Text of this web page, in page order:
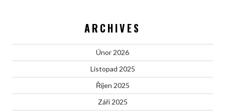
ARCHIVES
Únor 2026
Listopad 2025
Říjen 2025
Září 2025